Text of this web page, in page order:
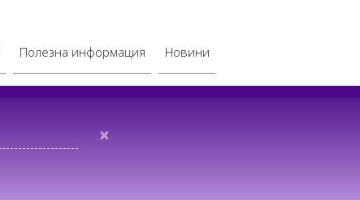
Полезна информация Новини
×